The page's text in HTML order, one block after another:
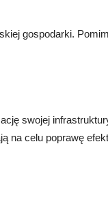
gospodarki.
swojej
na celu poprawę